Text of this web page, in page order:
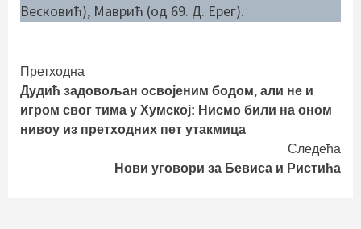
Весковић), Маврић (од 69. Д. Ерег).
Continue
Reading
Претходна
Дудић задовољан освојеним бодом, али не и
игром свог тима у Хумској: Нисмо били на оном
нивоу из претходних пет утакмица
Следећа
Нови уговори за Бевиса и Ристића